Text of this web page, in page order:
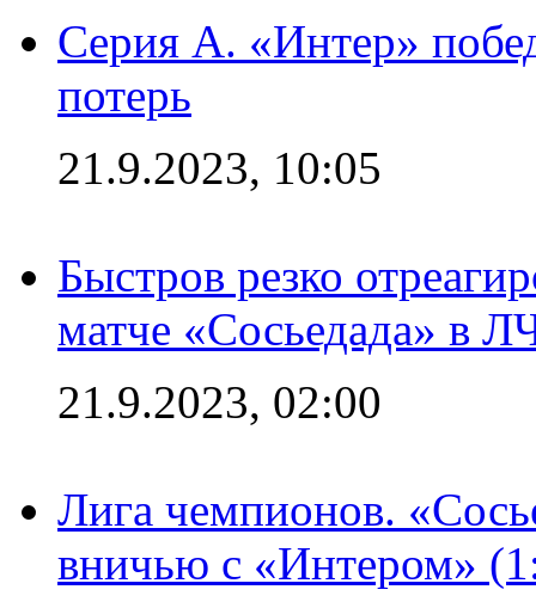
Серия А. «Интер»
потерь
21.9.2023, 10:05
Быстров резко
матче «Сосьедада» в
21.9.2023, 02:00
Лига чемпионов.
вничью с «Интером»